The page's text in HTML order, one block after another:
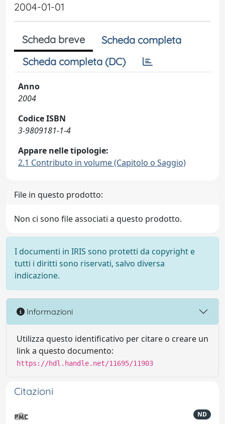
2004-01-01
Scheda breve
Scheda completa
Scheda completa (DC)
Anno
2004
Codice ISBN
3-9809181-1-4
Appare nelle tipologie:
2.1 Contributo in volume (Capitolo o Saggio)
File in questo prodotto:
Non ci sono file associati a questo prodotto.
I documenti in IRIS sono protetti da copyright e
tutti i diritti sono riservati, salvo diversa
indicazione.
Informazioni
Utilizza questo identificativo per citare o creare un
link a questo documento:
https://hdl.handle.net/11695/11903
Citazioni
ND